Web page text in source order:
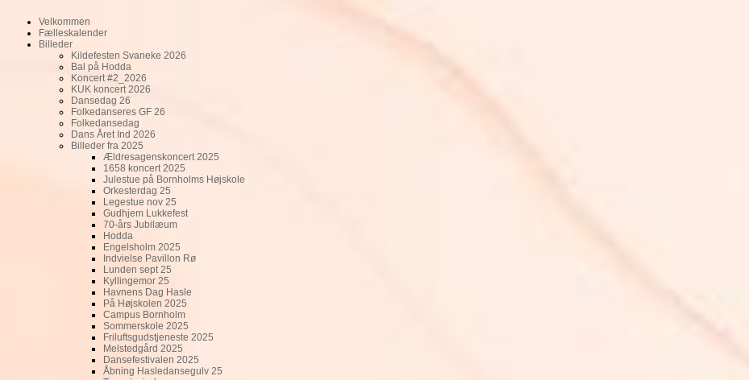
Velkommen
Fælleskalender
Billeder
Kildefesten Svaneke 2026
Bal på Hodda
Koncert #2_2026
KUK koncert 2026
Dansedag 26
Folkedanseres GF 26
Folkedansedag
Dans Året Ind 2026
Billeder fra 2025
Ældresagenskoncert 2025
1658 koncert 2025
Julestue på Bornholms Højskole
Orkesterdag 25
Legestue nov 25
Gudhjem Lukkefest
70-års Jubilæum
Hodda
Engelsholm 2025
Indvielse Pavillon Rø
Lunden sept 25
Kyllingemor 25
Havnens Dag Hasle
På Højskolen 2025
Campus Bornholm
Sommerskole 2025
Friluftsgudstjeneste 2025
Melstedgård 2025
Dansefestivalen 2025
Åbning Hasledansegulv 25